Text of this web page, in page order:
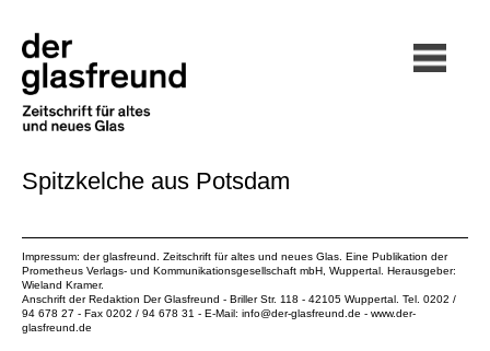
Spitzkelche aus Potsdam
Impressum: der glasfreund. Zeitschrift für altes und neues Glas. Eine Publikation der
Prometheus Verlags- und Kommunikationsgesellschaft mbH , Wuppertal. Herausgeber:
Wieland Kramer.
Anschrift der Redaktion Der Glasfreund - Briller Str. 118 - 42105 Wuppertal. Tel. 0202 /
94 678 27 - Fax 0202 / 94 678 31 - E-Mail: info@der-glasfreund.de - www.der-
glasfreund.de